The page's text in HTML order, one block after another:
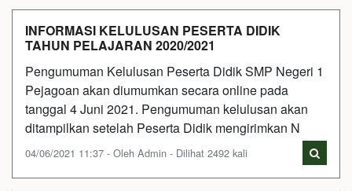
INFORMASI KELULUSAN PESERTA DIDIK
TAHUN PELAJARAN 2020/2021
Pengumuman Kelulusan Peserta Didik SMP Negeri 1
Pejagoan akan diumumkan secara online pada
tanggal 4 Juni 2021. Pengumuman kelulusan akan
ditampilkan setelah Peserta Didik mengirimkan N
04/06/2021 11:37 - Oleh Admin - Dilihat 2492 kali